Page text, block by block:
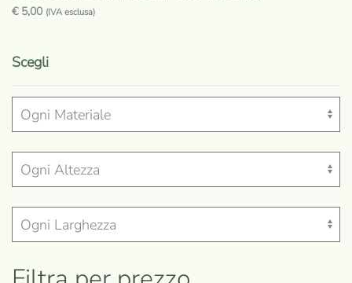
€5,00 (IVA esclusa)
Scegliprodotto
più
varianti.
Le
opzioni
possono
essere
scelte